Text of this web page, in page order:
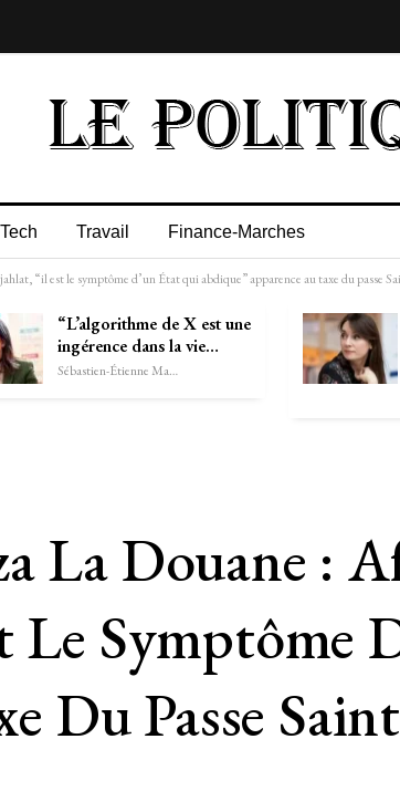
Tech Travail Finance-Marches
“il est le symptôme d’un État qui abdique” apparence au taxe du passe
“L’algorithme de X est une
ingérence dans la vie…
Sébastien-Étienne Marechal
Douane :
Symptôme
Du Passe